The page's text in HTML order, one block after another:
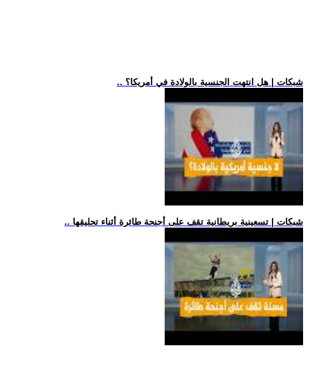
.. شبكات | هل انتهت الجنسية بالولادة في أمريكا؟
.. شبكات | تسعينية بريطانية تقف على أجنحة طائرة أثناء تحليقها